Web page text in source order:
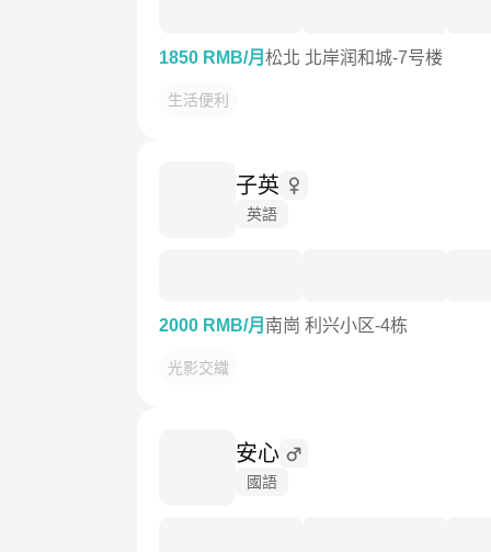
1850 RMB/月 松北 北岸润和城-7号楼
生活便利
子英
英語
2000 RMB/月 南崗 利兴小区-4栋
光影交織
安心
國語